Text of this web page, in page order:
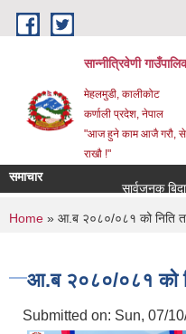
Skip to main content
सान्नीत्रिवेणी
मेहलमुडी, कालीकोट
कर्णाली प्रदेश, नेपाल
"आज हुने काम आजै गरौ,
राखौ !"
समाचार
सार्वजनुक बिदाको
You are here
Home » आ.ब २०८०/०८१ को निति
आ.ब २०८०/०८१ को
Submitted on: Sun, 07/